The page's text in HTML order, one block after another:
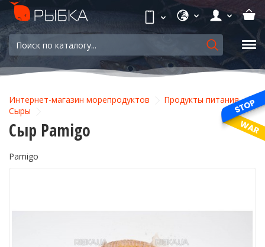
Интернет-магазин морепродуктов
Продукты питания
Сыры
Сыр Pamigo
Pamigo